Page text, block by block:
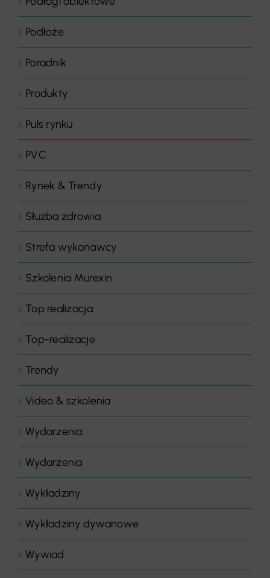
Podłoże
Poradnik
Produkty
Puls rynku
PVC
Rynek & Trendy
Służba zdrowia
Strefa wykonawcy
Szkolenia Murexin
Top realizacja
Top-realizacje
Trendy
Video & szkolenia
Wydarzenia
Wydarzenia
Wykładziny
Wykładziny dywanowe
Wywiad